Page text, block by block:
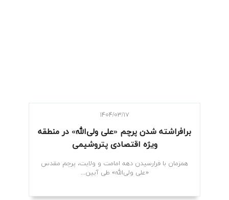
۱۴۰۴/۰۳/۱۷
برافراشته شدن پرچم «علی ولی‌الله» در منطقه
ویژه اقتصادی پتروشیمی
همزمان با فرارسیدن دهه امامت و ولایت، پرچم مقدس
«علی ولی‌الله» طی آیین...